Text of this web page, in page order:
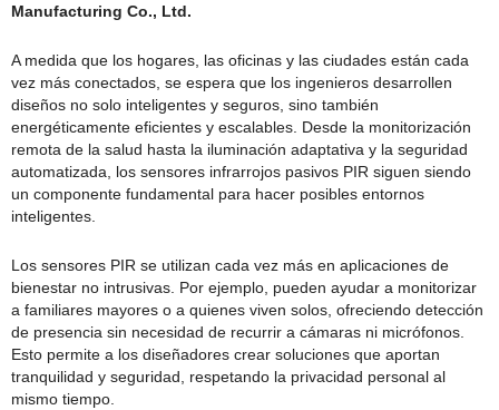
Manufacturing Co., Ltd.
A medida que los hogares, las oficinas y las ciudades están cada
vez más conectados, se espera que los ingenieros desarrollen
diseños no solo inteligentes y seguros, sino también
energéticamente eficientes y escalables. Desde la monitorización
remota de la salud hasta la iluminación adaptativa y la seguridad
automatizada, los sensores infrarrojos pasivos PIR siguen siendo
un componente fundamental para hacer posibles entornos
inteligentes.
Los sensores PIR se utilizan cada vez más en aplicaciones de
bienestar no intrusivas. Por ejemplo, pueden ayudar a monitorizar
a familiares mayores o a quienes viven solos, ofreciendo detección
de presencia sin necesidad de recurrir a cámaras ni micrófonos.
Esto permite a los diseñadores crear soluciones que aportan
tranquilidad y seguridad, respetando la privacidad personal al
mismo tiempo.